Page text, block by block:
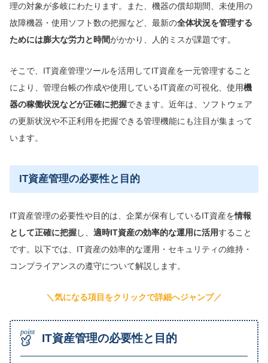
理の対象が多岐にわたります。また、機器の償却期間、未使用の
故障機器・使用ソフト数の把握など、最新の全体状況を管理する
ためには膨大な労力と時間がかかり、人的ミスが課題です。
そこで、IT資産管理ツールを活用してIT資産を一元管理すること
により、管理台帳の作成や使用しているIT資産の可視化、使用機
器の稼働状況などが正確に把握できます。近年は、ソフトウェア
の更新状況や不正利用を把握できる管理機能にも注目が集まって
います。
IT資産管理の必要性と目的
IT資産管理の必要性や目的は、企業が保有しているIT資産を情報
として正確に把握し、 適時IT資産の効率的な運用に活用すること
です。以下では、IT資産の効率的な運用・セキュリティの維持・
コンプライアンスの遵守について解説します。
＼気になる項目をクリックで詳細へジャンプ／
IT資産管理の必要性と目的